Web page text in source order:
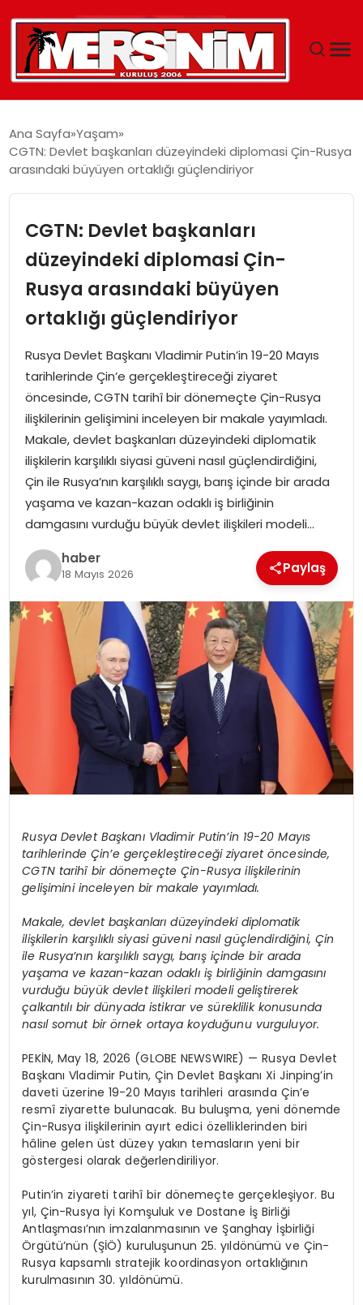
YAŞAM
EĞITIM
EKONOMI
MAGAZIN
DÜNYA
OTOMOBIL
Ana Sayfa Yaşam
CGTN: Devlet başkanları düzeyindeki diplomasi Çin-Rusya
arasındaki büyüyen ortaklığı güçlendiriyor
CGTN: Devlet başkanları
düzeyindeki diplomasi Çin-
Rusya arasındaki büyüyen
ortaklığı güçlendiriyor
Rusya Devlet Başkanı Vladimir Putin’in 19-20 Mayıs
tarihlerinde Çin’e gerçekleştireceği ziyaret
öncesinde, CGTN tarihî bir dönemeçte Çin-Rusya
ilişkilerinin gelişimini inceleyen bir makale yayımladı.
Makale, devlet başkanları düzeyindeki diplomatik
ilişkilerin karşılıklı siyasi güveni nasıl güçlendirdiğini,
Çin ile Rusya’nın karşılıklı saygı, barış içinde bir arada
yaşama ve kazan-kazan odaklı iş birliğinin
damgasını vurduğu büyük devlet ilişkileri modeli…
haber
18 Mayıs 2026 Paylaş
Rusya Devlet Başkanı Vladimir Putin’in 19-20 Mayıs
tarihlerinde Çin’e gerçekleştireceği ziyaret öncesinde,
CGTN tarihî bir dönemeçte Çin-Rusya ilişkilerinin
gelişimini inceleyen bir makale yayımladı.
Makale, devlet başkanları düzeyindeki diplomatik
ilişkilerin karşılıklı siyasi güveni nasıl güçlendirdiğini, Çin
ile Rusya’nın karşılıklı saygı, barış içinde bir arada
yaşama ve kazan-kazan odaklı iş birliğinin damgasını
vurduğu büyük devlet ilişkileri modeli geliştirerek
çalkantılı bir dünyada istikrar ve süreklilik konusunda
nasıl somut bir örnek ortaya koyduğunu vurguluyor.
PEKİN, May 18, 2026 (GLOBE NEWSWIRE) — Rusya Devlet
Başkanı Vladimir Putin, Çin Devlet Başkanı Xi Jinping’in
daveti üzerine 19-20 Mayıs tarihleri arasında Çin’e
resmî ziyarette bulunacak. Bu buluşma, yeni dönemde
Çin-Rusya ilişkilerinin ayırt edici özelliklerinden biri
hâline gelen üst düzey yakın temasların yeni bir
göstergesi olarak değerlendiriliyor.
Putin’in ziyareti tarihî bir dönemeçte gerçekleşiyor. Bu
yıl, Çin-Rusya İyi Komşuluk ve Dostane İş Birliği
Antlaşması’nın imzalanmasının ve Şanghay İşbirliği
Örgütü’nün (ŞİÖ) kuruluşunun 25. yıldönümü ve Çin-
Rusya kapsamlı stratejik koordinasyon ortaklığının
kurulmasının 30. yıldönümü.